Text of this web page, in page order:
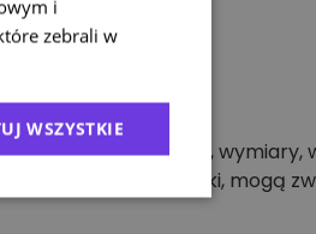
sposób doręczenia, wymiary,
ubezpieczenie paczki, mogą
i
zebrali w
WSZYSTKIE